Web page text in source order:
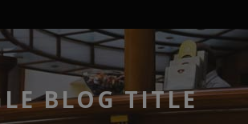
BLOG TITLE